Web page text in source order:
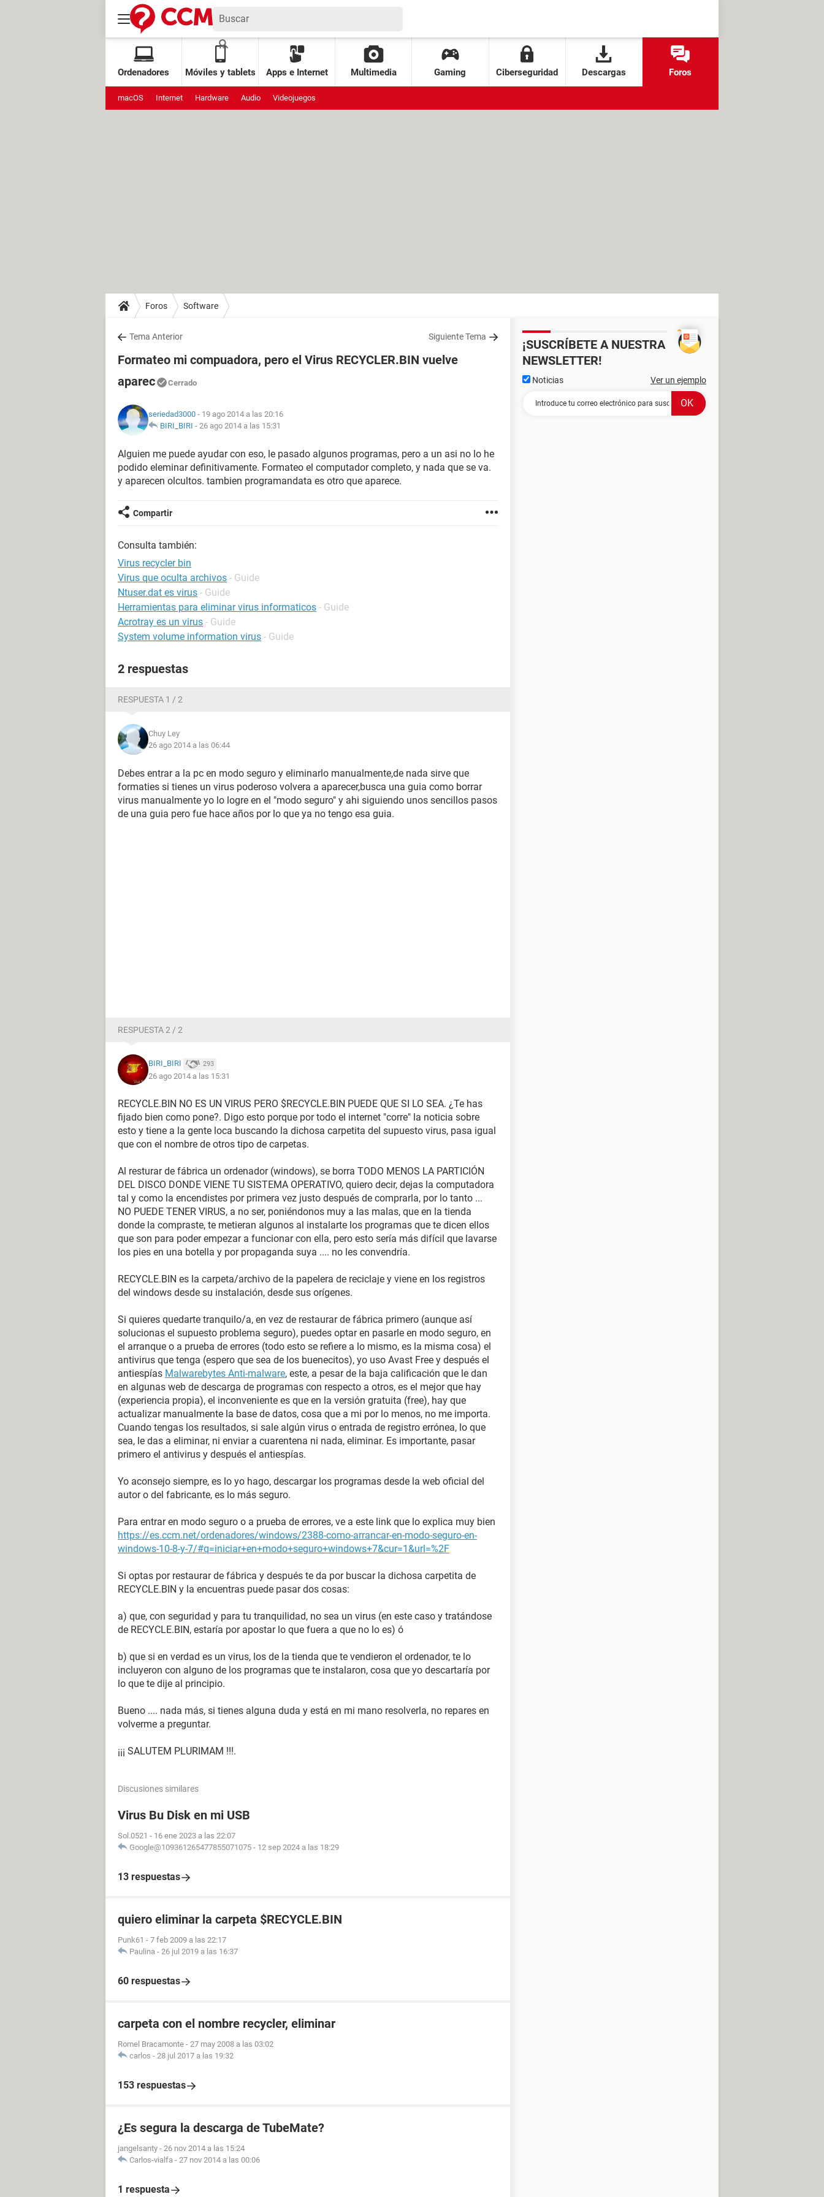
Ordenadores Móviles y tablets Apps e Internet Multimedia Gaming Ciberseguridad Descargas Foros
macOS Internet Hardware Audio Videojuegos
Foros Software
Tema Anterior Siguiente Tema
Formateo mi compuadora, pero el Virus RECYCLER.BIN vuelve
aparec
Cerrado
seriedad3000 - 19 ago 2014 a las 20:16
BIRI_BIRI - 26 ago 2014 a las 15:31
Alguien me puede ayudar con eso, le pasado algunos programas, pero a un asi no lo he
podido eleminar definitivamente. Formateo el computador completo, y nada que se va.
y aparecen olcultos. tambien programandata es otro que aparece.
Compartir
Consulta también:
Virus recycler bin
Virus que oculta archivos - Guide
Ntuser.dat es virus - Guide
Herramientas para eliminar virus informaticos - Guide
Acrotray es un virus - Guide
System volume information virus - Guide
2 respuestas
RESPUESTA 1 / 2
Chuy Ley
26 ago 2014 a las 06:44
Debes entrar a la pc en modo seguro y eliminarlo manualmente,de nada sirve que
formaties si tienes un virus poderoso volvera a aparecer,busca una guia como borrar
virus manualmente yo lo logre en el "modo seguro" y ahi siguiendo unos sencillos pasos
de una guia pero fue hace años por lo que ya no tengo esa guia.
RESPUESTA 2 / 2
BIRI_BIRI 293
26 ago 2014 a las 15:31
RECYCLE.BIN NO ES UN VIRUS PERO $RECYCLE.BIN PUEDE QUE SI LO SEA. ¿Te has
fijado bien como pone?. Digo esto porque por todo el internet "corre" la noticia sobre
esto y tiene a la gente loca buscando la dichosa carpetita del supuesto virus, pasa igual
que con el nombre de otros tipo de carpetas.
Al resturar de fábrica un ordenador (windows), se borra TODO MENOS LA PARTICIÓN
DEL DISCO DONDE VIENE TU SISTEMA OPERATIVO, quiero decir, dejas la computadora
tal y como la encendistes por primera vez justo después de comprarla, por lo tanto ...
NO PUEDE TENER VIRUS, a no ser, poniéndonos muy a las malas, que en la tienda
donde la compraste, te metieran algunos al instalarte los programas que te dicen ellos
que son para poder empezar a funcionar con ella, pero esto sería más difícil que lavarse
los pies en una botella y por propaganda suya .... no les convendría.
RECYCLE.BIN es la carpeta/archivo de la papelera de reciclaje y viene en los registros
del windows desde su instalación, desde sus orígenes.
Si quieres quedarte tranquilo/a, en vez de restaurar de fábrica primero (aunque así
solucionas el supuesto problema seguro), puedes optar en pasarle en modo seguro, en
el arranque o a prueba de errores (todo esto se refiere a lo mismo, es la misma cosa) el
antivirus que tenga (espero que sea de los buenecitos), yo uso Avast Free y después el
antiespías Malwarebytes Anti-malware, este, a pesar de la baja calificación que le dan
en algunas web de descarga de programas con respecto a otros, es el mejor que hay
(experiencia propia), el inconveniente es que en la versión gratuita (free), hay que
actualizar manualmente la base de datos, cosa que a mi por lo menos, no me importa.
Cuando tengas los resultados, si sale algún virus o entrada de registro errónea, lo que
sea, le das a eliminar, ni enviar a cuarentena ni nada, eliminar. Es importante, pasar
primero el antivirus y después el antiespías.
Yo aconsejo siempre, es lo yo hago, descargar los programas desde la web oficial del
autor o del fabricante, es lo más seguro.
Para entrar en modo seguro o a prueba de errores, ve a este link que lo explica muy bien
https://es.ccm.net/ordenadores/windows/2388-como-arrancar-en-modo-seguro-en-
windows-10-8-y-7/#q=iniciar+en+modo+seguro+windows+7&cur=1&url=%2F
Si optas por restaurar de fábrica y después te da por buscar la dichosa carpetita de
RECYCLE.BIN y la encuentras puede pasar dos cosas:
a) que, con seguridad y para tu tranquilidad, no sea un virus (en este caso y tratándose
de RECYCLE.BIN, estaría por apostar lo que fuera a que no lo es) ó
b) que si en verdad es un virus, los de la tienda que te vendieron el ordenador, te lo
incluyeron con alguno de los programas que te instalaron, cosa que yo descartaría por
lo que te dije al principio.
Bueno .... nada más, si tienes alguna duda y está en mi mano resolverla, no repares en
volverme a preguntar.
¡¡¡ SALUTEM PLURIMAM !!!.
Discusiones similares
Virus Bu Disk en mi USB
Sol.0521 - 16 ene 2023 a las 22:07
Google@109361265477855071075 - 12 sep 2024 a las 18:29
13 respuestas
quiero eliminar la carpeta $RECYCLE.BIN
Punk61 - 7 feb 2009 a las 22:17
Paulina - 26 jul 2019 a las 16:37
60 respuestas
carpeta con el nombre recycler, eliminar
Romel Bracamonte - 27 may 2008 a las 03:02
carlos - 28 jul 2017 a las 19:32
153 respuestas
¿Es segura la descarga de TubeMate?
jangelsanty - 26 nov 2014 a las 15:24
Carlos-vialfa - 27 nov 2014 a las 00:06
1 respuesta
¡SUSCRÍBETE A NUESTRA
NEWSLETTER!
Noticias Ver un ejemplo